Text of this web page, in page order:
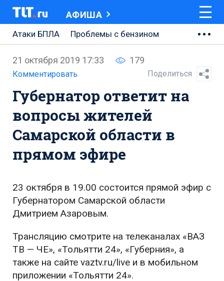
АФИША
Атаки БПЛА
Проблемы с бензином
АВТОВАЗ
Ремонт Центральной площади
Ремонт Обводного шоссе
Набережная Тольятти
Неделя Тольятти
21 октября 2019 17:33 179
Комментировать Поделиться
Губернатор ответит на
вопросы жителей
Самарской области в
прямом эфире
23 октября в 19.00 состоится прямой эфир с
Губернатором Самарской области
Дмитрием Азаровым.
Трансляцию смотрите на телеканалах «ВАЗ
ТВ — ЧЕ», «Тольятти 24», «Губерния», а
также на сайте vaztv.ru/live и в мобильном
приложении «Тольятти 24».